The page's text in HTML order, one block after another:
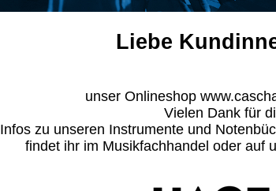
Liebe
unser Onlineshop
Vielen Dank für
Infos zu unseren Instrumente und
findet ihr im Musikfachhandel oder auf